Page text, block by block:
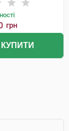
грн